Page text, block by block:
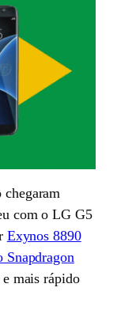
chegaram
com o LG G5
Exynos 8890
Snapdragon
mais rápido